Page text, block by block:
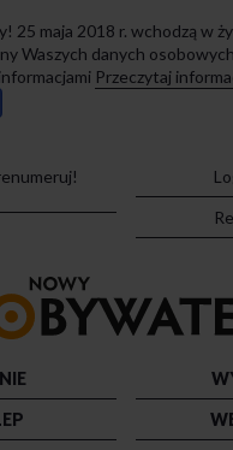
25 maja 2018 r. wchodzą w
Waszych danych
Przeczytaj